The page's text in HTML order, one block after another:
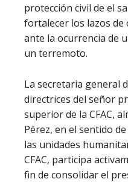
protección civil de el
fortalecer los lazos
ante la ocurrencia de
un terremoto.
La secretaria general
directrices del señor
superior de la CFAC,
Pérez, en el sentido
las unidades
CFAC, participa
fin de consolidar el